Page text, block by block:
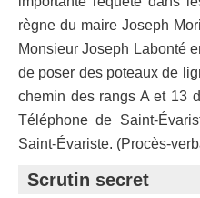
règne du maire Joseph
Monsieur Joseph Labonté
de poser des poteaux de
chemin des rangs A et 13
Téléphone de Saint-
Saint-Évariste. (Procès-
Scrutin secret